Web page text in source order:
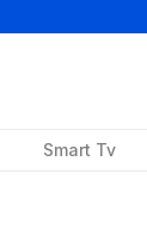
Smart Tv